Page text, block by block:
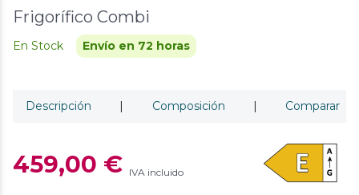
Frigorífico Combi
En Stock Envío en 72 horas
Descripción | Composición | Comparar
459,00 € IVA incluido